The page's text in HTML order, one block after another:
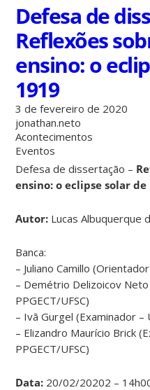
Defesa de
Reflexões
ensino: o
1919
3 de fevereiro de 2020
jonathan.neto
Acontecimentos
Eventos
Defesa de dissertação –
ensino: o eclipse solar de
Autor: Lucas Albuquerque
Banca:
– Juliano Camillo
– Demétrio Delizoicov
PPGECT/UFSC)
– Ivã Gurgel (Examinador –
– Elizandro Maurício Brick
PPGECT/UFSC)
Data: 20/02/20202 –